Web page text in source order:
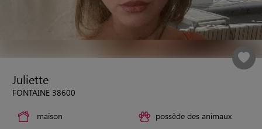
Juliette
FONTAINE 38600
maison possède des animaux